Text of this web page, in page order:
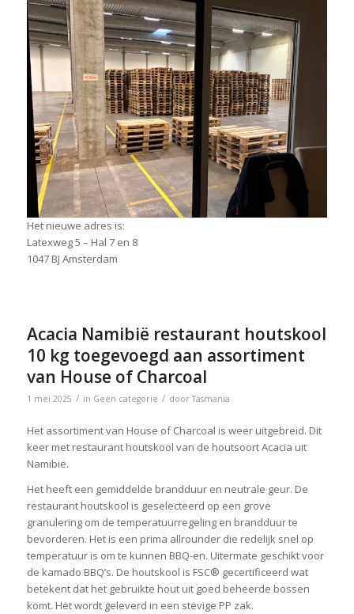
Het nieuwe adres is:
Latexweg 5 – Hal 7 en 8
1047 BJ Amsterdam
Acacia Namibië restaurant houtskool
10 kg toegevoegd aan assortiment
van House of Charcoal
1 mei 2025 / in Geen categorie / doorTasmania
Het assortiment van House of Charcoal is weer uitgebreid. Dit
keer met restaurant houtskool van de houtsoort Acacia uit
Namibië.
Het heeft een gemiddelde brandduur en neutrale geur. De
restaurant houtskool is geselecteerd op een grove
granulering om de temperatuurregeling en brandduur te
bevorderen. Het is een prima allrounder die redelijk snel op
temperatuur is om te kunnen BBQ-en. Uitermate geschikt voor
de kamado BBQ’s. De houtskool is FSC® gecertificeerd wat
betekent dat het gebruikte hout uit goed beheerde bossen
komt. Het wordt geleverd in een stevige PP zak.